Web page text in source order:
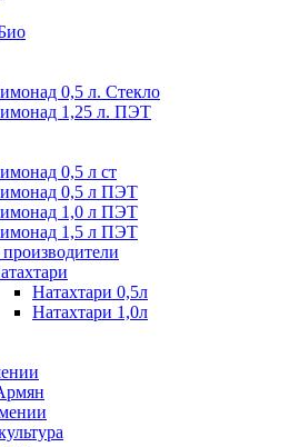
0,5 л. Стекло
1,25 л. ПЭТ
0,5 л ст
0,5 л ПЭТ
1,0 л ПЭТ
1,5 л ПЭТ
Натахтари 0,5л
Натахтари 1,0л